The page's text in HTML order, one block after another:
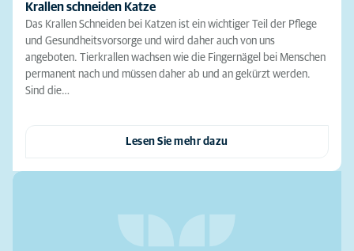
Krallen schneiden Katze
Das Krallen Schneiden bei Katzen ist ein wichtiger Teil der Pflege
und Gesundheitsvorsorge und wird daher auch von uns
angeboten. Tierkrallen wachsen wie die Fingernägel bei Menschen
permanent nach und müssen daher ab und an gekürzt werden.
Sind die…
Lesen Sie mehr dazu